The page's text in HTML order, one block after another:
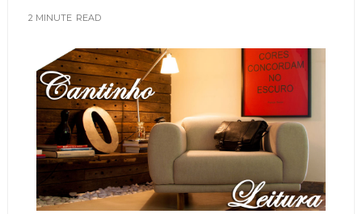
2 MINUTE READ